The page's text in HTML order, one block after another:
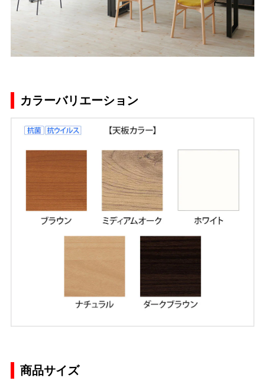
カラーバリエーション
商品サイズ